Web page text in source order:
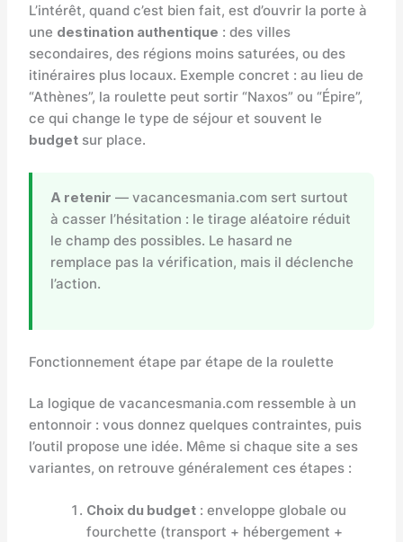
L’intérêt, quand c’est bien fait, est d’ouvrir la porte à
une destination authentique : des villes
secondaires, des régions moins saturées, ou des
itinéraires plus locaux. Exemple concret : au lieu de
“Athènes”, la roulette peut sortir “Naxos” ou “Épire”,
ce qui change le type de séjour et souvent le
budgetsur place.
A retenir — vacancesmania.com sert surtout
à casser l’hésitation : le tirage aléatoire réduit
le champ des possibles. Le hasard ne
remplace pas la vérification, mais il déclenche
l’action.
Fonctionnement étape par étape de la roulette
La logique de vacancesmania.com ressemble à un
entonnoir : vous donnez quelques contraintes, puis
l’outil propose une idée. Même si chaque site a ses
variantes, on retrouve généralement ces étapes :
Choix du budget: enveloppe globale ou
fourchette (transport + hébergement +